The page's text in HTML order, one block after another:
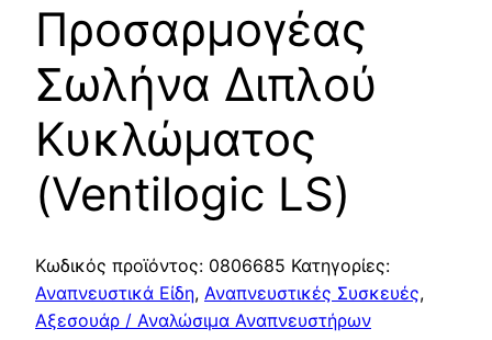
Προσαρμογέας
Σωλήνα Διπλού
Κυκλώματος
(Ventilogic LS)
Κωδικός προϊόντος: 0806685 Κατηγορίες:
Αναπνευστικά Είδη, Αναπνευστικές Συσκευές,
Αξεσουάρ / Αναλώσιμα Αναπνευστήρων